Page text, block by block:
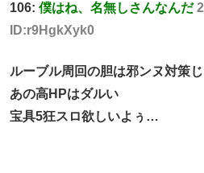
106: 僕はね、名無しさんなんだ
ID:r9HgkXyk0
ルーブル周回の胆は邪ンヌ対策
あの高HPはダルい
宝具5狂スロ欲しいよぅ…